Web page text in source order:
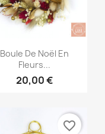
Aperçu rapide
Boule De Noël En
Fleurs...
20,00 €
favorite_border